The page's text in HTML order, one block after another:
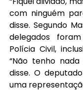
com ninguém
disse. Segundo
delegados
Polícia Civil,
“Não tenho
disse. O
uma